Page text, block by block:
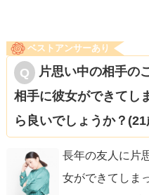
ベストアンサーあり
片思い中の相手の
相手に彼女ができてし
ら良いでしょうか？(21
長年の友人に片
女ができてしま